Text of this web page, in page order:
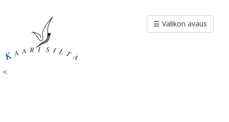
<
☰ Valikon avaus